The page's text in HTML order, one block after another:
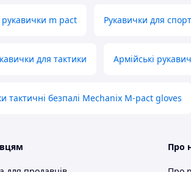
рукавички m pact Рукавички для
для тактики Армійські
тактичні безпалі Mechanix M-pact gloves
Про